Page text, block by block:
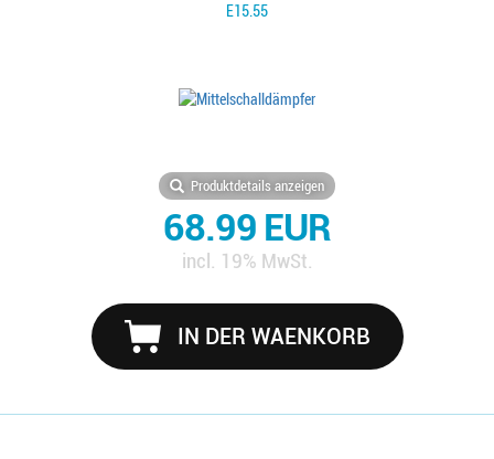
E15.55
Produktdetails anzeigen
68.99 EUR
incl. 19% MwSt.
IN DER WAENKORB